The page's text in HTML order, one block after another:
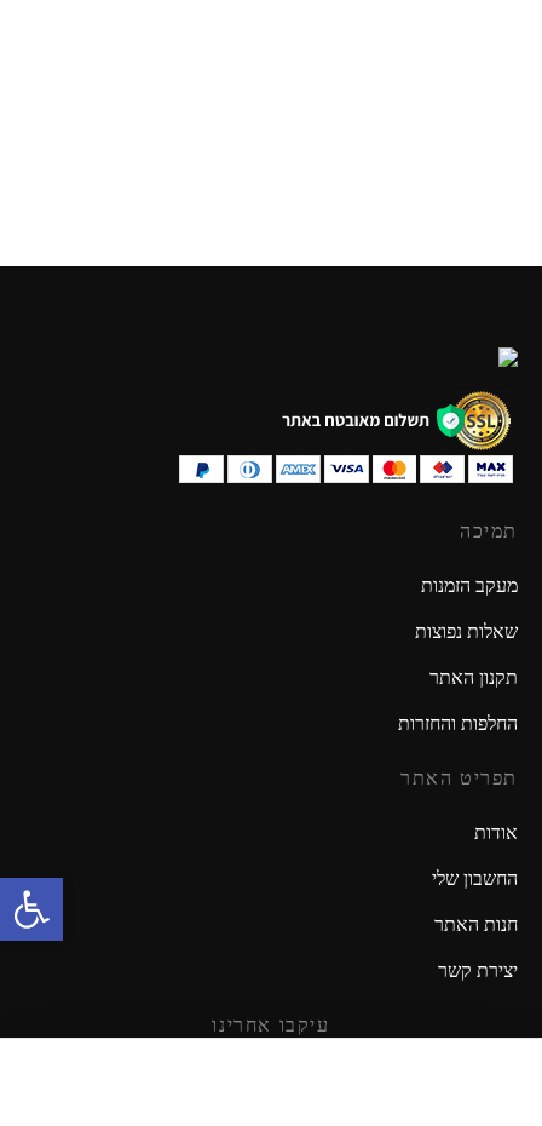
פתח סרגל נגישות
תמיכה
מעקב הזמנות
שאלות נפוצות
תקנון האתר
החלפות והחזרות
תפריט האתר
אודות
החשבון שלי
חנות האתר
יצירת קשר
עיקבו אחרינו